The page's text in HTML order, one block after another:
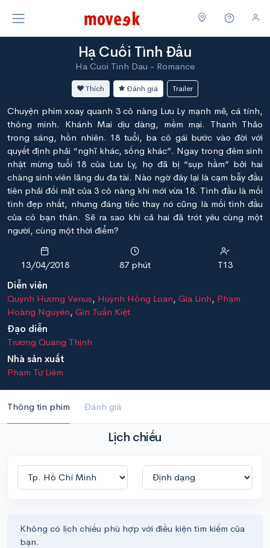
Hạ Cuối Tình Đầu
Ha Cuoi Tinh Dau - Romance
Thích Đánh giá Trailer
Chuyện phim xoay quanh 3 cô nàng Lưu Ly mạnh mẽ, cá tính,
thông minh. Khánh Mai dịu dàng, mềm mại. Thanh Thảo
trong sáng, hồn nhiên. 18 tuổi, ba cô gái bước vào đời với
quyết định phải “nghĩ khác, sống khác”. Ngay trong đêm sinh
nhật mừng tuổi 18 của Lưu Ly, họ đã bị “sụp hầm” bởi hai
chàng sinh viên lãng du đa tài. Nào ngờ đây lại là cạm bẫy đầu
tiên phải đối mặt của 3 cô nàng khi mới vừa 18. Tình đầu là mối
tình đẹp nhất, nhưng đáng tiếc thay nó cũng là mối tình đầu
của cô bạn thân. Sẽ ra sao khi cả hai đã trót yêu cùng một
người, cùng một thời điểm?
13/04/2018 87 phút
T13
Diễn viên
Quỳnh Hương Venus, Huỳnh Hồng Loan, Gia Linh, Phạm
Hoàng Nguyên, Gin Tuấn Kiệt
Đạo diễn
Trương Quang Thịnh
Nhà sản xuất
Phạm Từ Liêm
Thông tin phim Đánh giá
Lịch chiếu
Không có lịch chiếu phù hợp với điều kiện tìm kiếm của
bạn.